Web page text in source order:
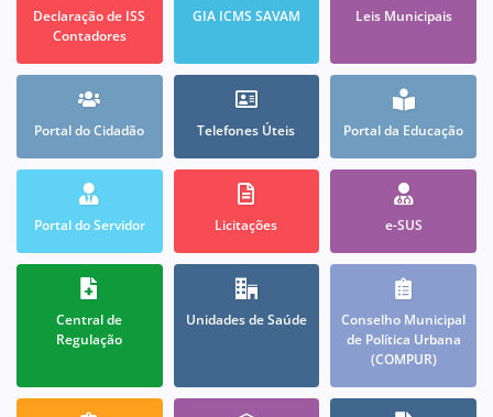
Declaração de ISS
Contadores
GIA ICMS SAVAM Leis Municipais
Portal do Cidadão Telefones Úteis Portal da Educação
Portal do Servidor Licitações e-SUS
Central de
Regulação
Unidades de Saúde
Conselho Municipal
de Política Urbana
(COMPUR)